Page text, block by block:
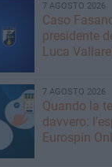
7 AGOSTO 2026
Caso
presidente
Luca
7 AGOSTO 2026
Quando la
davvero:
Eurospin